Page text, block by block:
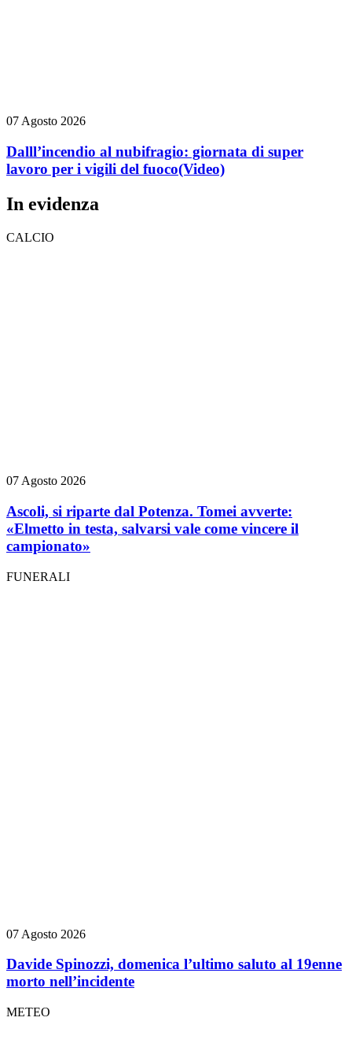
07 Agosto 2026
Dalll’incendio al nubifragio: giornata di super
lavoro per i vigili del fuoco(Video)
In evidenza
CALCIO
07 Agosto 2026
Ascoli, si riparte dal Potenza. Tomei avverte:
«Elmetto in testa, salvarsi vale come vincere il
campionato»
FUNERALI
07 Agosto 2026
Davide Spinozzi, domenica l’ultimo saluto al 19enne
morto nell’incidente
METEO